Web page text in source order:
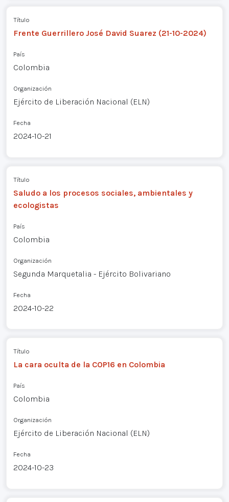
Título
Frente Guerrillero José David Suarez (21-10-2024)
País
Colombia
Organización
Ejército de Liberación Nacional (ELN)
Fecha
2024-10-21
Título
Saludo a los procesos sociales, ambientales y
ecologistas
País
Colombia
Organización
Segunda Marquetalia - Ejército Bolivariano
Fecha
2024-10-22
Título
La cara oculta de la COP16 en Colombia
País
Colombia
Organización
Ejército de Liberación Nacional (ELN)
Fecha
2024-10-23